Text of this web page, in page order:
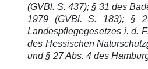
(GVBl. S. 437); § 31 des
1979 (GVBl. S. 183); §
Landespflegegesetzes i. d.
des Hessischen
und § 27 Abs. 4 des